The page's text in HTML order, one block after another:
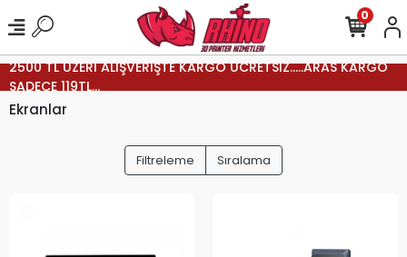
2500 TL ÜZERİ ALIŞVERİŞTE KARGO ÜCRETSİZ.....ARAS KARGO
SADECE 119TL...
0
Ekranlar
Filtreleme Sıralama